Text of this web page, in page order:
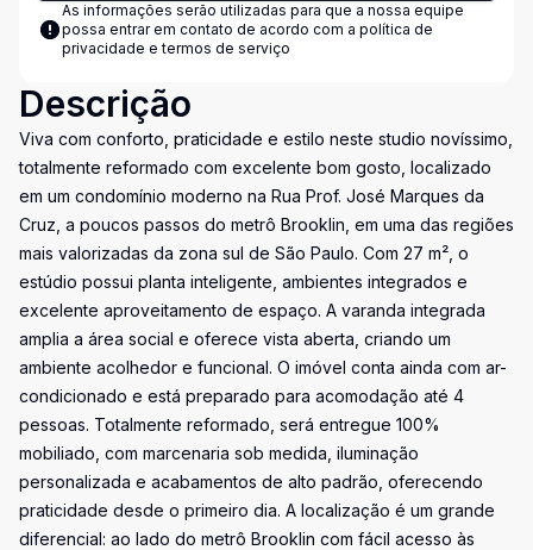
As informações serão utilizadas para que a nossa equipe
possa entrar em contato de acordo com a política de
privacidade e termos de serviço
Descrição
Viva com conforto, praticidade e estilo neste studio novíssimo,
totalmente reformado com excelente bom gosto, localizado
em um condomínio moderno na Rua Prof. José Marques da
Cruz, a poucos passos do metrô Brooklin, em uma das regiões
mais valorizadas da zona sul de São Paulo. Com 27 m², o
estúdio possui planta inteligente, ambientes integrados e
excelente aproveitamento de espaço. A varanda integrada
amplia a área social e oferece vista aberta, criando um
ambiente acolhedor e funcional. O imóvel conta ainda com ar-
condicionado e está preparado para acomodação até 4
pessoas. Totalmente reformado, será entregue 100%
mobiliado, com marcenaria sob medida, iluminação
personalizada e acabamentos de alto padrão, oferecendo
praticidade desde o primeiro dia. A localização é um grande
diferencial: ao lado do metrô Brooklin com fácil acesso às